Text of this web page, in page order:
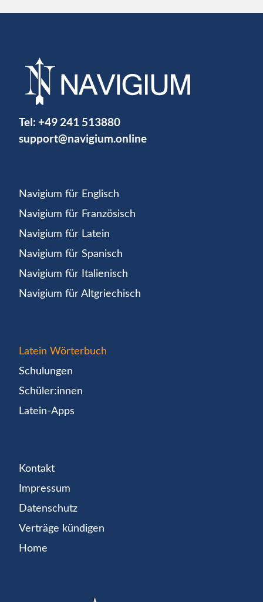
Tel: +49 241 513880
support@navigium.online
Navigium für Englisch
Navigium für Französisch
Navigium für Latein
Navigium für Spanisch
Navigium für Italienisch
Navigium für Altgriechisch
Latein Wörterbuch
Schulungen
Schüler:innen
Latein-Apps
Kontakt
Impressum
Datenschutz
Verträge kündigen
Home